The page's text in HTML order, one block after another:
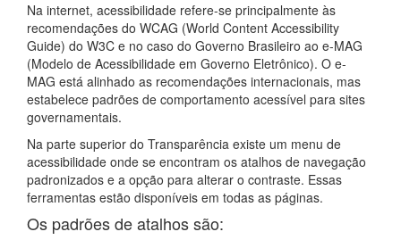
Na internet, acessibilidade refere-se principalmente às
recomendações do WCAG (World Content Accessibility
Guide) do W3C e no caso do Governo Brasileiro ao e-MAG
(Modelo de Acessibilidade em Governo Eletrônico). O e-
MAG está alinhado as recomendações internacionais, mas
estabelece padrões de comportamento acessível para sites
governamentais.
Na parte superior do Transparência existe um menu de
acessibilidade onde se encontram os atalhos de navegação
padronizados e a opção para alterar o contraste. Essas
ferramentas estão disponíveis em todas as páginas.
Os padrões de atalhos são: